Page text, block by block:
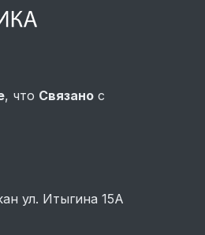
, что Связано с
ул. Итыгина 15A